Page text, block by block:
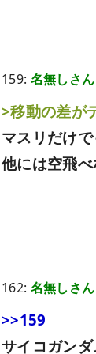
159: 名無しさん
>移動の差が
マスリだけ
他には空飛
162: 名無しさん
>>159
サイコガン